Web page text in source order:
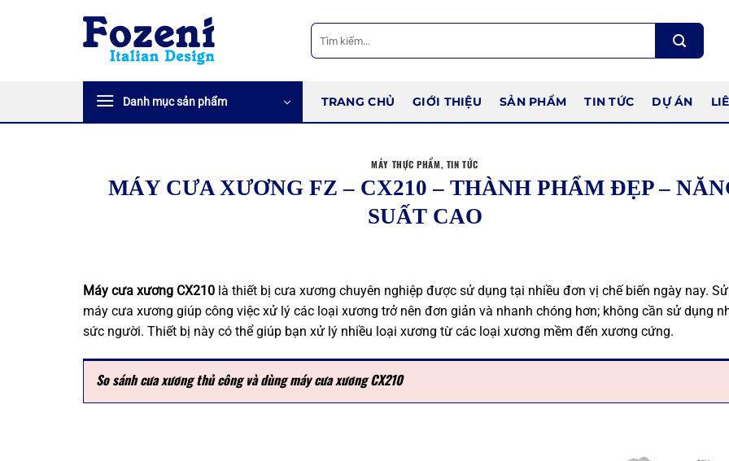
Tìm
kiếm:
Danh mục sản phẩm TRANG CHỦ GIỚI THIỆU SẢN PHẨM TIN TỨC DỰ ÁN
MÁY THỰC PHẨM, TIN TỨC
MÁY CƯA XƯƠNG FZ – CX210 – THÀNH PHẨM ĐẸP –
SUẤT CAO
Máy cưa xương CX210 là thiết bị cưa xương chuyên nghiệp được sử dụng tại nhiều đơn vị chế biến ngày nay.
máy cưa xương giúp công việc xử lý các loại xương trở nên đơn giản và nhanh chóng hơn; không cần sử dụng
sức người. Thiết bị này có thể giúp bạn xử lý nhiều loại xương từ các loại xương mềm đến xương cứng.
So sánh cưa xương thủ công và dùng máy cưa xương CX210